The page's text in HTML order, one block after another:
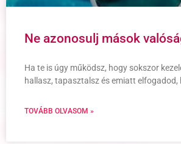
Ne azonosulj mások
Ha te is úgy működsz, hogy sokszor
hallasz, tapasztalsz és emiatt
TOVÁBB OLVASOM »